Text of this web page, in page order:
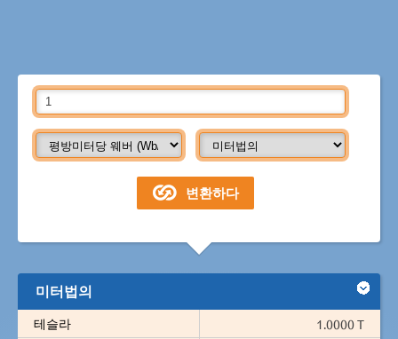
미터법의
테슬라
1.0000 T